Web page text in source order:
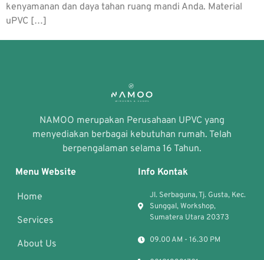
kenyamanan dan daya tahan ruang mandi Anda. Material
uPVC […]
NAMOO merupakan Perusahaan UPVC yang
menyediakan berbagai kebutuhan rumah. Telah
berpengalaman selama 16 Tahun.
Menu Website
Home
Services
About Us
Info Kontak
Jl. Serbaguna, Tj. Gusta, Kec.
Sunggal, Workshop,
Sumatera Utara 20373
09.00 AM - 16.30 PM